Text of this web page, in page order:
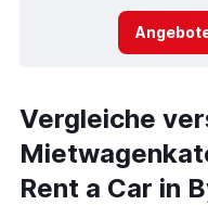
Vergleiche
Rent a Car in